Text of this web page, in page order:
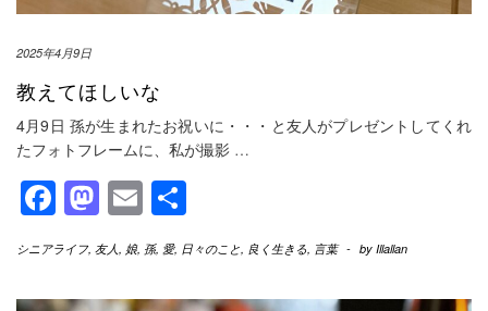
2025年4月9日
教えてほしいな
4月9日 孫が生まれたお祝いに・・・と友人がプレゼントしてくれ
たフォトフレームに、私が撮影 …
Facebook
Mastodon
Email
有
シニアライフ, 友人 , 娘, 孫, 愛, 日々のこと, 良く生きる, 言葉 - by Illallan